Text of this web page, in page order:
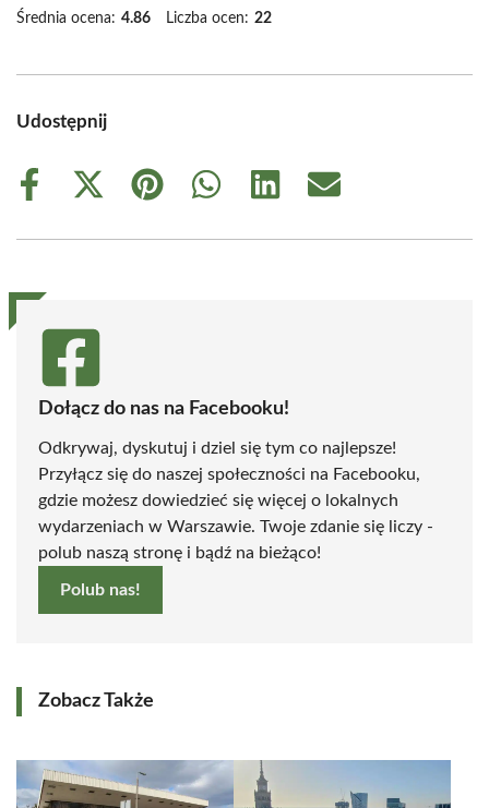
Średnia ocena: 4.86 Liczba ocen: 22
Udostępnij
Share
Share
(Twitter)
Share
Share
Share
Share
Dołącz do nas na Facebooku!
Odkrywaj, dyskutuj i dziel się tym co najlepsze!
Przyłącz się do naszej społeczności na Facebooku,
gdzie możesz dowiedzieć się więcej o lokalnych
wydarzeniach w Warszawie. Twoje zdanie się liczy -
polub naszą stronę i bądź na bieżąco!
Polub nas!
Zobacz Także